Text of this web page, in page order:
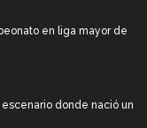
en liga mayor de
escenario donde nació un